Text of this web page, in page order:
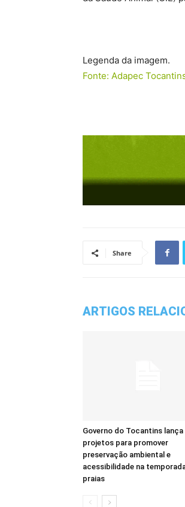
Legenda da imagem.
Fonte: Adapec
Share
ARTIGOS
Governo do Tocantins lança
projetos para promover
preservação ambiental e
acessibilidade na
praias